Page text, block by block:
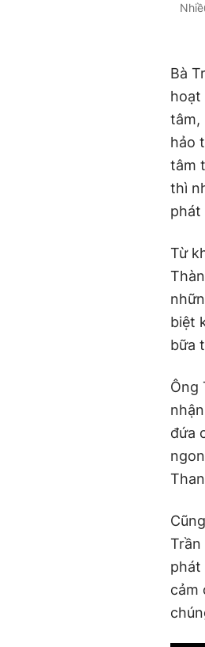
Bà
hoạt
tâm,
hảo
tâm
thì
phát
Từ
biệt
bữa
Ông
đứa
Trần
phát
cảm